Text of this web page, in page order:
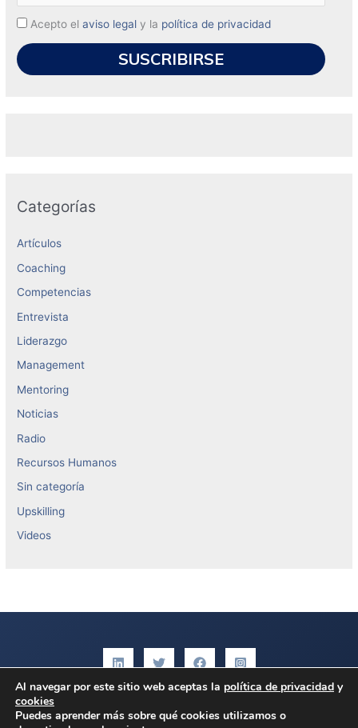
Acepto elaviso legal y la política de privacidad
Categorías
Artículos
Coaching
Competencias
Entrevista
Liderazgo
Management
Mentoring
Noticias
Radio
Recursos Humanos
Sin categoría
Upskilling
Videos
Aviso legal Política de privacidad
Política de cookies
Al navegar por este sitio web aceptas la política de privacidad y
cookies
Puedes aprender más sobre qué cookies utilizamos o